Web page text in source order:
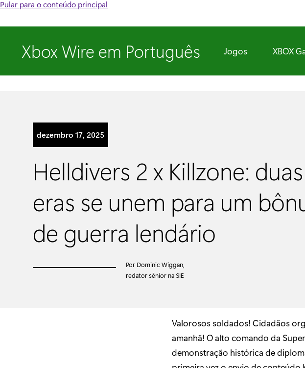
Pular para o conteúdo principal
Xbox Wire em Português Jogos XBOX
dezembro 17, 2025
Helldivers 2 x Killzone: duas
eras se unem para um
de guerra lendário
Por Dominic Wiggan,
redator sênior na SIE
Valorosos soldados! Cidadãos
amanhã! O alto comando da
demonstração histórica de